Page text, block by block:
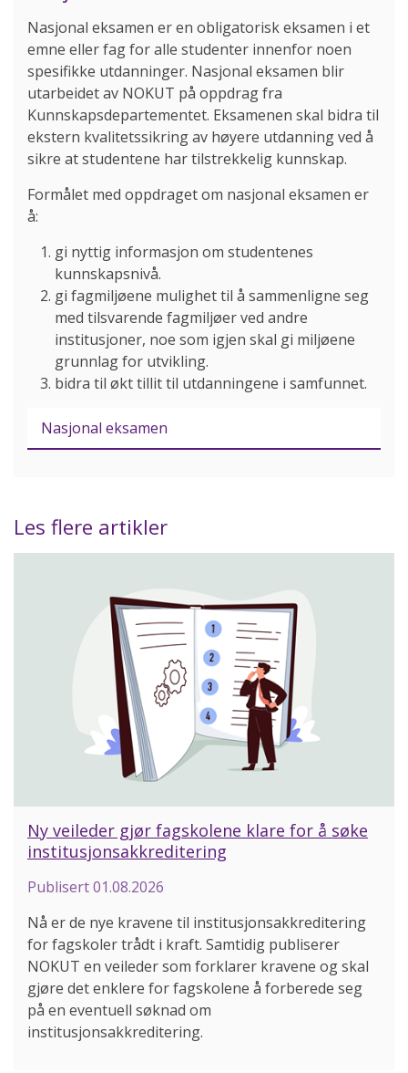
Nasjonal eksamen er en obligatorisk eksamen i et
emne eller fag for alle studenter innenfor noen
spesifikke utdanninger. Nasjonal eksamen blir
utarbeidet av NOKUT på oppdrag fra
Kunnskapsdepartementet. Eksamenen skal bidra til
ekstern kvalitetssikring av høyere utdanning ved å
sikre at studentene har tilstrekkelig kunnskap.
Formålet med oppdraget om nasjonal eksamen er
å:
gi nyttig informasjon om studentenes
kunnskapsnivå.
gi fagmiljøene mulighet til å sammenligne seg
med tilsvarende fagmiljøer ved andre
institusjoner, noe som igjen skal gi miljøene
grunnlag for utvikling.
bidra til økt tillit til utdanningene i samfunnet.
Nasjonal eksamen
Les flere artikler
Ny veileder gjør fagskolene klare for å søke
institusjonsakkreditering
Publisert01.08.2026
Nå er de nye kravene til institusjonsakkreditering
for fagskoler trådt i kraft. Samtidig publiserer
NOKUT en veileder som forklarer kravene og skal
gjøre det enklere for fagskolene å forberede seg
på en eventuell søknad om
institusjonsakkreditering.